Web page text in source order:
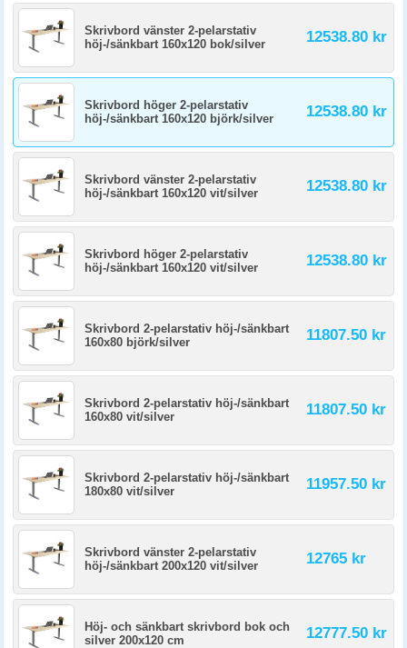
Skrivbord vänster 2-pelarstativ
höj-/sänkbart 160x120 bok/silver
12538.80 kr
Skrivbord höger 2-pelarstativ
höj-/sänkbart 160x120 björk/silver
12538.80 kr
Skrivbord vänster 2-pelarstativ
höj-/sänkbart 160x120 vit/silver
12538.80 kr
Skrivbord höger 2-pelarstativ
höj-/sänkbart 160x120 vit/silver
12538.80 kr
Skrivbord 2-pelarstativ höj-/sänkbart
160x80 björk/silver
11807.50 kr
Skrivbord 2-pelarstativ höj-/sänkbart
160x80 vit/silver
11807.50 kr
Skrivbord 2-pelarstativ höj-/sänkbart
180x80 vit/silver
11957.50 kr
Skrivbord vänster 2-pelarstativ
höj-/sänkbart 200x120 vit/silver
12765 kr
Höj- och sänkbart skrivbord bok och
silver 200x120 cm
12777.50 kr